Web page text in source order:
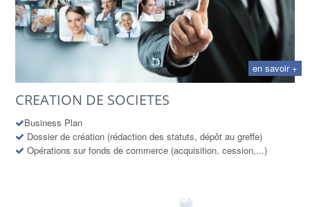
en savoir +
CREATION DE SOCIETES
Business Plan
Dossier de création (rédaction des statuts, dépôt au greffe)
Opérations sur fonds de commerce (acquisition, cession,...)